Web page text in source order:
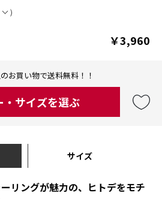
）
￥3,960
お買い物で送料無料！！
・サイズを選ぶ
サイズ
リングが魅力の、ヒトデをモチ